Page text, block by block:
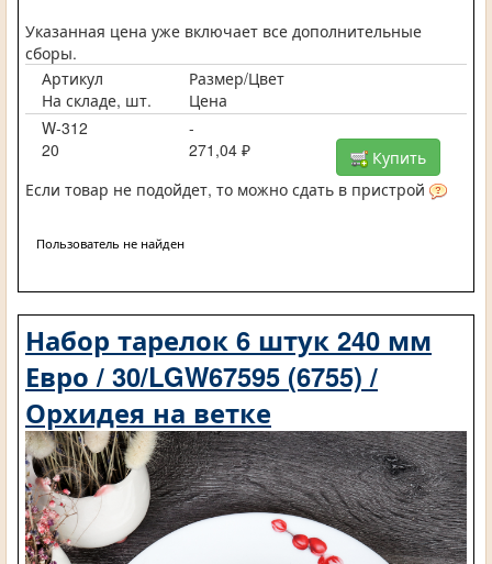
Указанная цена уже включает все дополнительные
сборы.
Артикул
Размер/Цвет
На складе, шт.
Цена
W-312
-
20
271,04 ₽
Купить
Если товар не подойдет, то можно сдать в пристрой
Пользователь не найден
Набор тарелок 6 штук 240 мм
Евро / 30/LGW67595 (6755) /
Орхидея на ветке